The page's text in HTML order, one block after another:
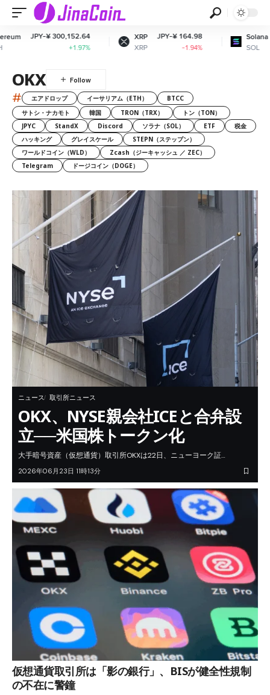
¥ 300,152.64 JPY-¥ 164.98
-1.94%
JPY-¥
OKX
# エアドロップ イーサリアム（ETH）
BTCC
サトシ・ナカモト
韓国 TRON（TRX）
トン（TON）
JPYC
StandX Discord ソラナ（SOL） ETF
税金
ハッキング
グレイスケール
STEPN（ステップン）
ワールドコイン（WLD）
Zcash（ジーキャッシュ ／ ZEC）
Telegram
ドージコイン（DOGE）
ニュース 取引所ニュース
OKX、NYSE親会社ICEと合弁設
立──米国株トークン化
大手暗号資産（仮想通貨）取引所OKXは22日、ニューヨーク証…
2026年06月23日 11時13分
仮想通貨取引所は「影の銀行」、BISが健全性規制
の不在に警鐘